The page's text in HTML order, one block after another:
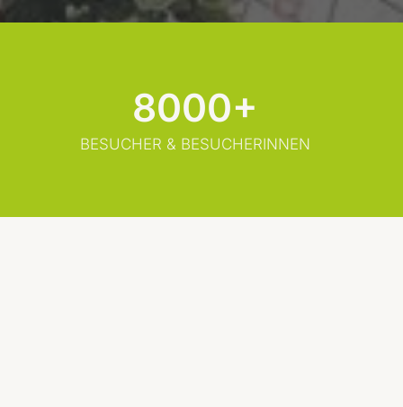
8000+
BESUCHER & BESUCHERINNEN